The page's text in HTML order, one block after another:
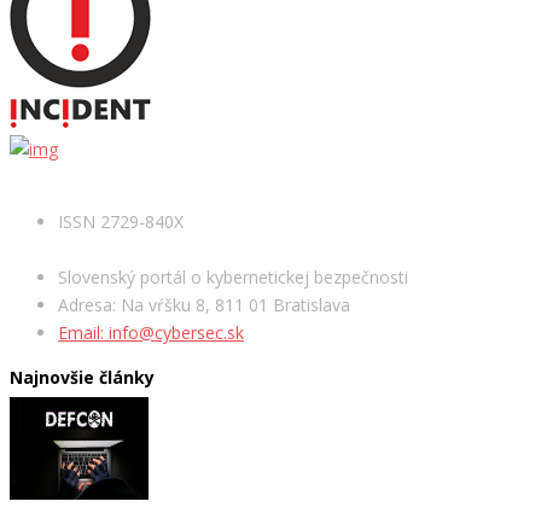
ISSN 2729-840X
Slovenský portál o kybernetickej bezpečnosti
Adresa: Na vŕšku 8, 811 01 Bratislava
Email: info@cybersec.sk
Najnovšie články